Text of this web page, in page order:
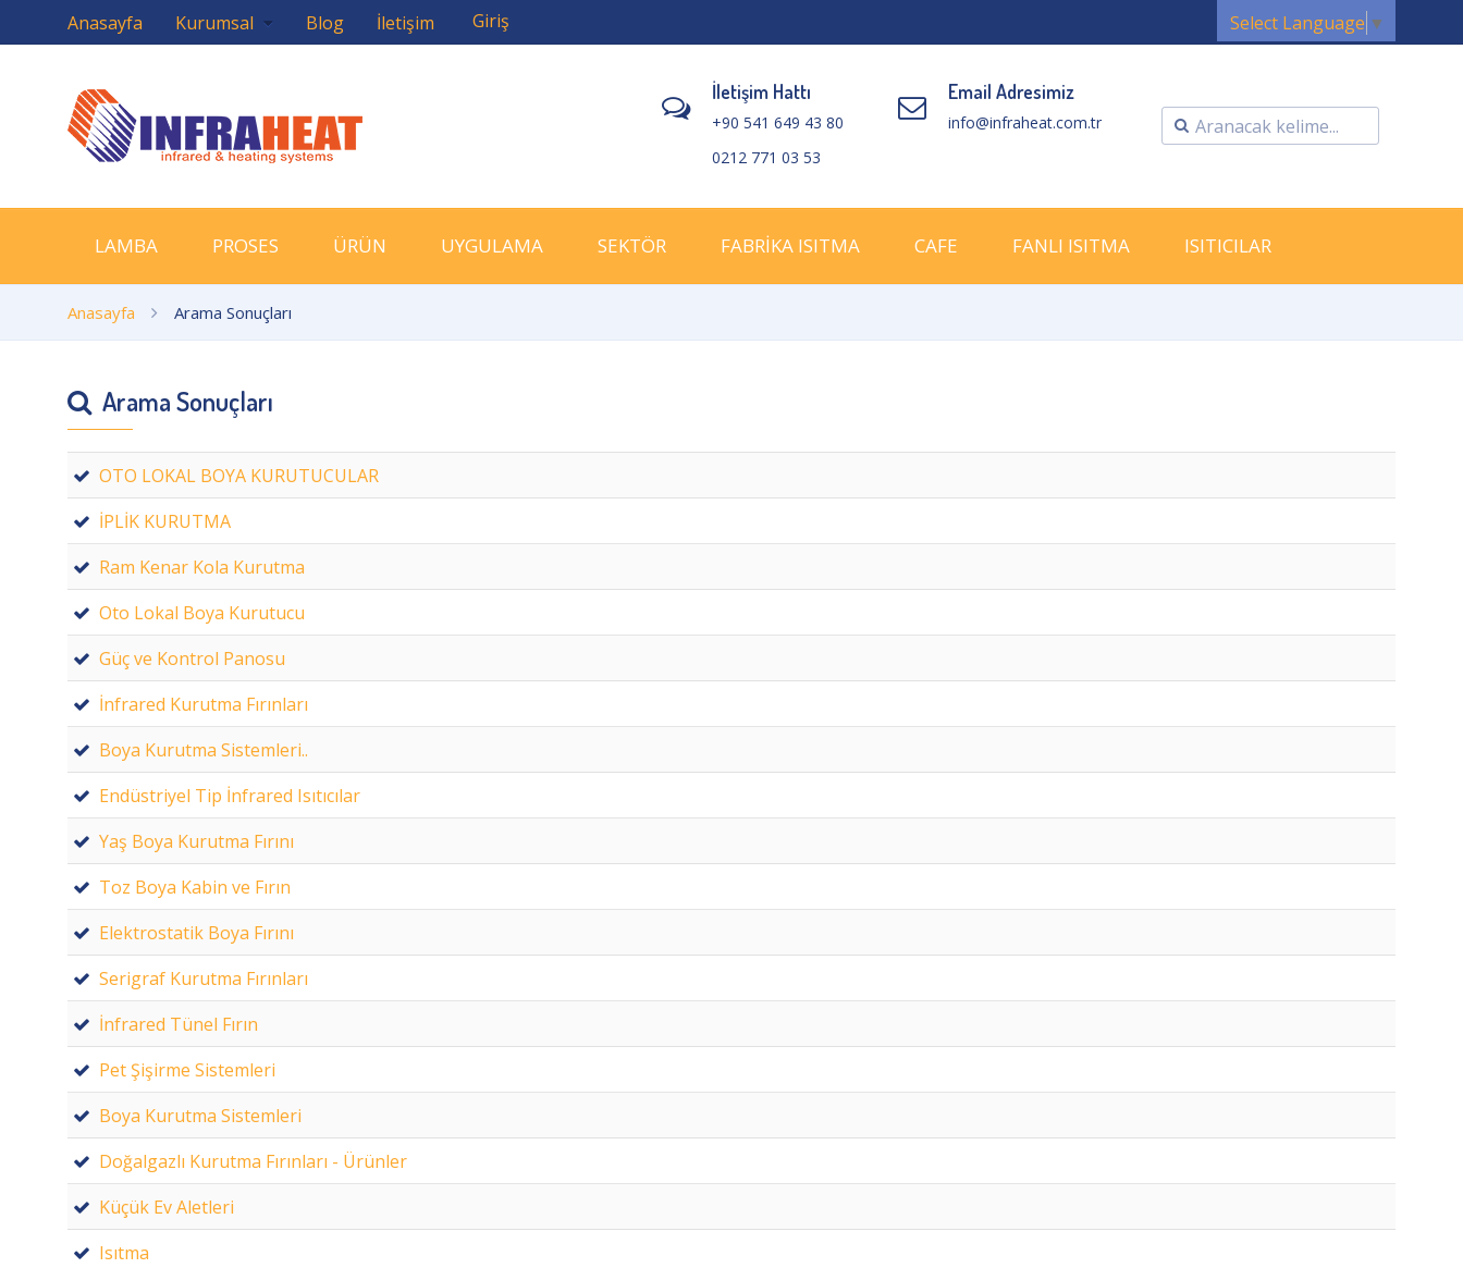
Anasayfa Kurumsal Blog İletişim Giriş Select Language ▼
İletişim Hattı
+90 541 649 43 80
0212 771 03 53
Email Adresimiz
info@infraheat.com.tr
LAMBA PROSES ÜRÜN UYGULAMA SEKTÖR FABRİKA ISITMA CAFE FANLI ISITMA ISITICILAR
Anasayfa Arama Sonuçları
Arama Sonuçları
OTO LOKAL BOYA KURUTUCULAR
İPLİK KURUTMA
Ram Kenar Kola Kurutma
Oto Lokal Boya Kurutucu
Güç ve Kontrol Panosu
İnfrared Kurutma Fırınları
Boya Kurutma Sistemleri..
Endüstriyel Tip İnfrared Isıtıcılar
Yaş Boya Kurutma Fırını
Toz Boya Kabin ve Fırın
Elektrostatik Boya Fırını
Serigraf Kurutma Fırınları
İnfrared Tünel Fırın
Pet Şişirme Sistemleri
Boya Kurutma Sistemleri
Doğalgazlı Kurutma Fırınları - Ürünler
Küçük Ev Aletleri
Isıtma